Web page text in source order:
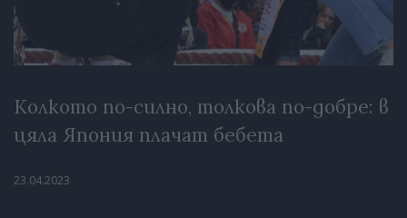
Колкото по-силно, толкова по-добре: в
цяла Япония плачат бебета
23.04.2023